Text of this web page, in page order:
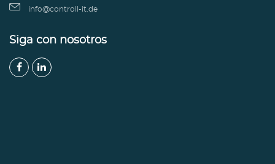
 info@controll-it.de
Siga con nosotros